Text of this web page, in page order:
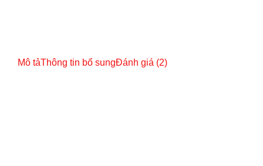
Mô tảThông tin bổ sungĐánh giá (2)